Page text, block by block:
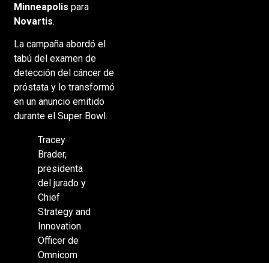
Minneapolis para
Novartis.
La campaña abordó el
tabú del examen de
detección del cáncer de
próstata y lo transformó
en un anuncio emitido
durante el Super Bowl.
Tracey
Brader,
presidenta
del jurado y
Chief
Strategy and
Innovation
Officer de
Omnicom